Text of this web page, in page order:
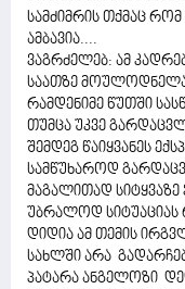
სამძიმრის თქმაც
ამბავია....
ვაგრძელებ: ამ
საათზე
რამდენიმე წუთში
თუმცა უკვე
შემდეგ წაიყვანეს
სამწუხაროდ
მაგალითად სიტყვაზე
უბრალოდ სიტუაციას
დიდია ამ თემის
სახლში არა
პატარა ანგელოზი